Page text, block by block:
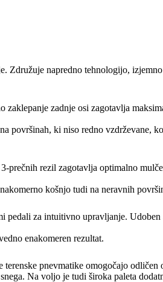
napredno tehnologijo, izjemno
zadnje osi zagotavlja
površinah, ki niso redno vzdrževane,
rezil zagotavlja optimalno
košnjo tudi na neravnih
za intuitivno upravljanje.
enakomeren rezultat.
pnevmatike omogočajo odličen
Na voljo je tudi široka paleta